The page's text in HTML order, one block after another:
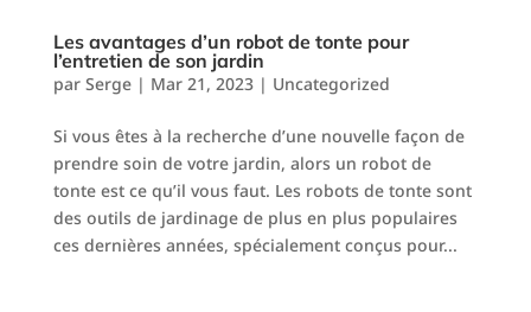
Les avantages d’un robot de tonte pour
l’entretien de son jardin
par Serge| Mar 21, 2023| Uncategorized
Si vous êtes à la recherche d’une nouvelle façon de
prendre soin de votre jardin, alors un robot de
tonte est ce qu’il vous faut. Les robots de tonte sont
des outils de jardinage de plus en plus populaires
ces dernières années, spécialement conçus pour...